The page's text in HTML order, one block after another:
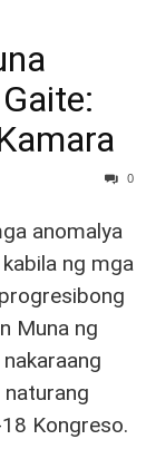
0
anomalya
ng mga
Muna ng
naturang
Kongreso.